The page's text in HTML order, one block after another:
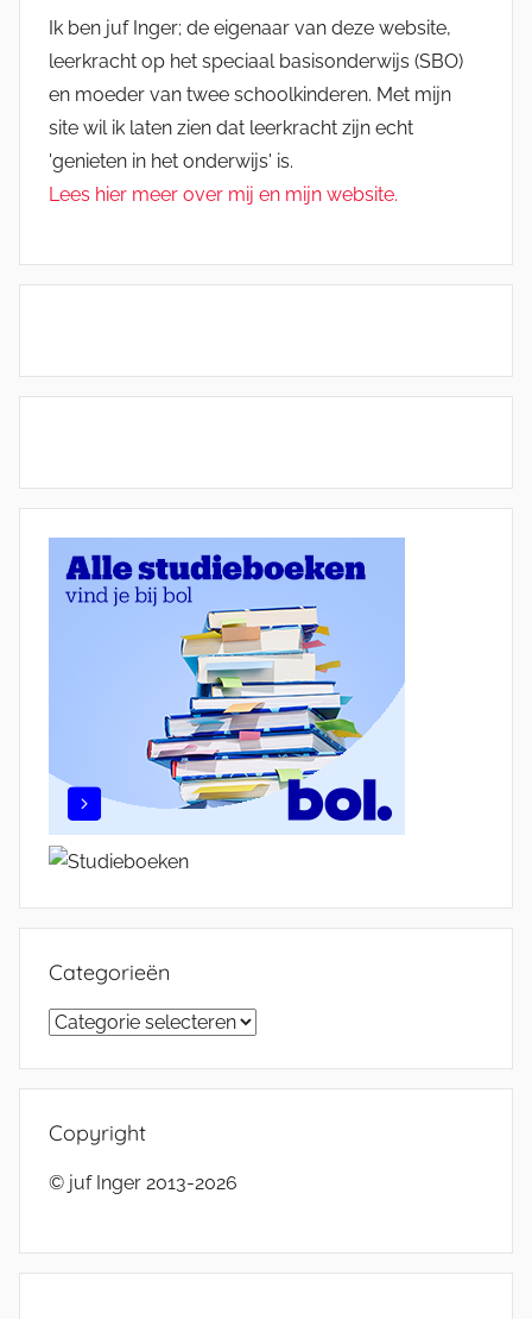
Ik ben juf Inger; de eigenaar van deze website,
leerkracht op het speciaal basisonderwijs (SBO)
en moeder van twee schoolkinderen. Met mijn
site wil ik laten zien dat leerkracht zijn echt
'genieten in het onderwijs' is.
Lees hier meer over mij en mijn website.
Categorieën
Categorieën
Copyright
© juf Inger 2013-2026